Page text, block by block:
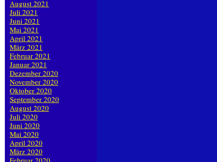
August 2021
Juli 2021
Juni 2021
Mai 2021
April 2021
März 2021
Februar 2021
Januar 2021
Dezember 2020
November 2020
Oktober 2020
September 2020
August 2020
Juli 2020
Juni 2020
Mai 2020
April 2020
März 2020
Februar 2020